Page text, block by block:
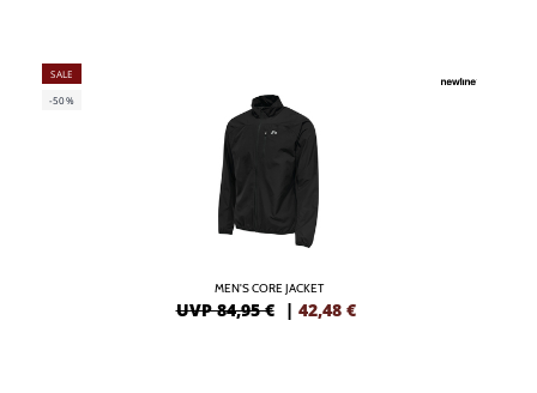
SALE
-50%
MEN'S CORE JACKET
UVP 84,95 € | 42,48 €